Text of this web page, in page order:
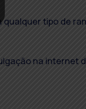
tipo de
na internet